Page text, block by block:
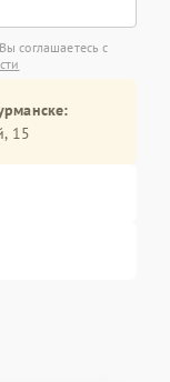
соглашаетесь с
15